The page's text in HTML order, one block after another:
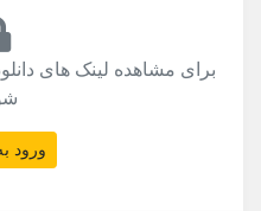
برای مشاهده لینک های
ورود